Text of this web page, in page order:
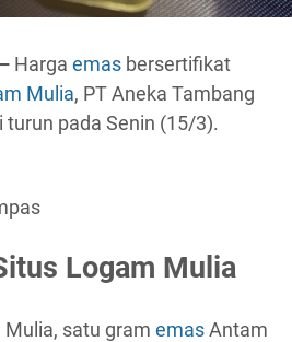
Harga emas bersertifikat
Mulia, PT Aneka Tambang
pada Senin (15/3).
Logam Mulia
satu gram emasAntam